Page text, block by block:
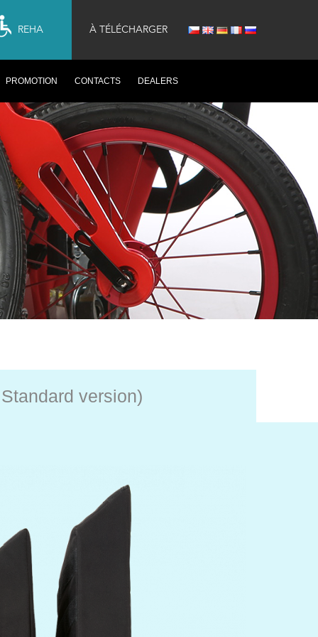
REHA À TÉLÉCHARGER
PROMOTION CONTACTS DEALERS
version)